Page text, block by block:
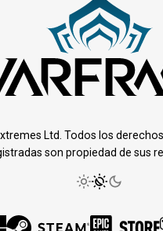
Ltd. Todos los
son propiedad de sus